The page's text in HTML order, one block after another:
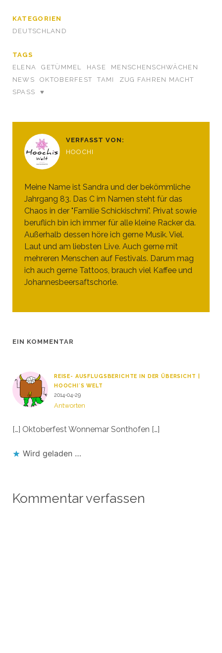
KATEGORIEN
DEUTSCHLAND
TAGS
ELENA
GETÜMMEL HASE
MENSCHENSCHWÄCHEN
NEWS
OKTOBERFEST TAMI
ZUG FAHREN MACHT
SPASS
♥
VERFASST VON:
HOOCHI
Meine Name ist Sandra und der bekömmliche
Jahrgang 83. Das C im Namen steht für das
Chaos in der "Familie Schickischmi". Privat sowie
beruflich bin ich immer für alle kleine Racker da.
Außerhalb dessen höre ich gerne Musik. Viel.
Laut und am liebsten Live. Auch gerne mit
mehreren Menschen auf Festivals. Darum mag
ich auch gerne Tattoos, brauch viel Kaffee und
Johannesbeersaftschorle.
EIN KOMMENTAR
REISE- AUSFLUGSBERICHTE IN DER ÜBERSICHT |
HOOCHI´S WELT
2014-04-29
Antworten
[…] Oktoberfest Wonnemar Sonthofen […]
Wird geladen …
Kommentar verfassen